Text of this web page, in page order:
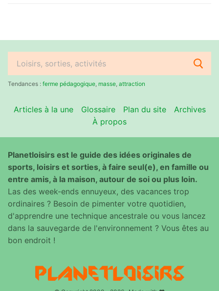
Rechercher
:Tendances : ferme pédagogique masse attraction
Articles à la une Glossaire Plan du site
Archives
À propos
Planetloisirs est le guide des idées originales de
sports, loisirs et sorties, à faire seul(e), en famille ou
entre amis, à la maison, autour de soi ou plus loin.
Las des week-ends ennuyeux, des vacances trop
ordinaires ? Besoin de pimenter votre quotidien,
d'apprendre une technique ancestrale ou vous lancez
dans la sauvegarde de l'environnement ? Vous êtes au
bon endroit !